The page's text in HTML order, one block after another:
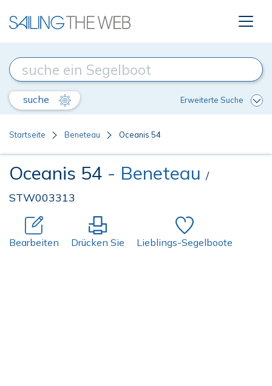
suche Erweiterte Suche
Startseite Beneteau Oceanis 54
Oceanis 54 - Beneteau /
STW003313
Bearbeiten Drücken Sie Lieblings-Segelboote